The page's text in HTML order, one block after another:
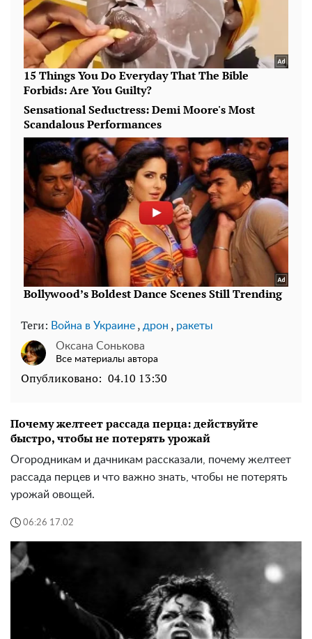
Теги: Война в Украине , дрон , ракеты
Оксана Сонькова
Все материалы автора
Опубликовано: 04.10 13:30
Почему желтеет рассада перца: действуйте
быстро, чтобы не потерять урожай
Огородникам и дачникам рассказали, почему желтеет
рассада перцев и что важно знать, чтобы не потерять
урожай овощей.
06:26 17.02